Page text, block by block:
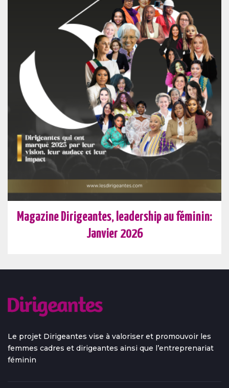
Magazine Dirigeantes, leadership au féminin:
Janvier 2026
Le projet Dirigeantes vise à valoriser et promouvoir les
femmes cadres et dirigeantes ainsi que l’entreprenariat
féminin